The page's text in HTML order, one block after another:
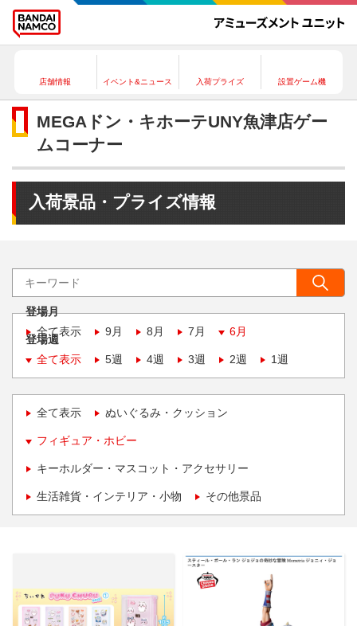
店舗情報 イベント&ニュース 入荷プライズ 設置ゲーム機
MEGAドン・キホーテUNY魚津店ゲー
ムコーナー
入荷景品・プライズ情報
登場月
全て表示
9月 8月 7月 6月
登場週
全て表示
5週 4週 3週 2週 1週
全て表示 ぬいぐるみ・クッション
フィギュア・ホビー
キーホルダー・マスコット・アクセサリー
生活雑貨・インテリア・小物 その他景品